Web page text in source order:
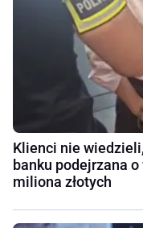
Klienci nie
banku podejrzana
miliona złotych